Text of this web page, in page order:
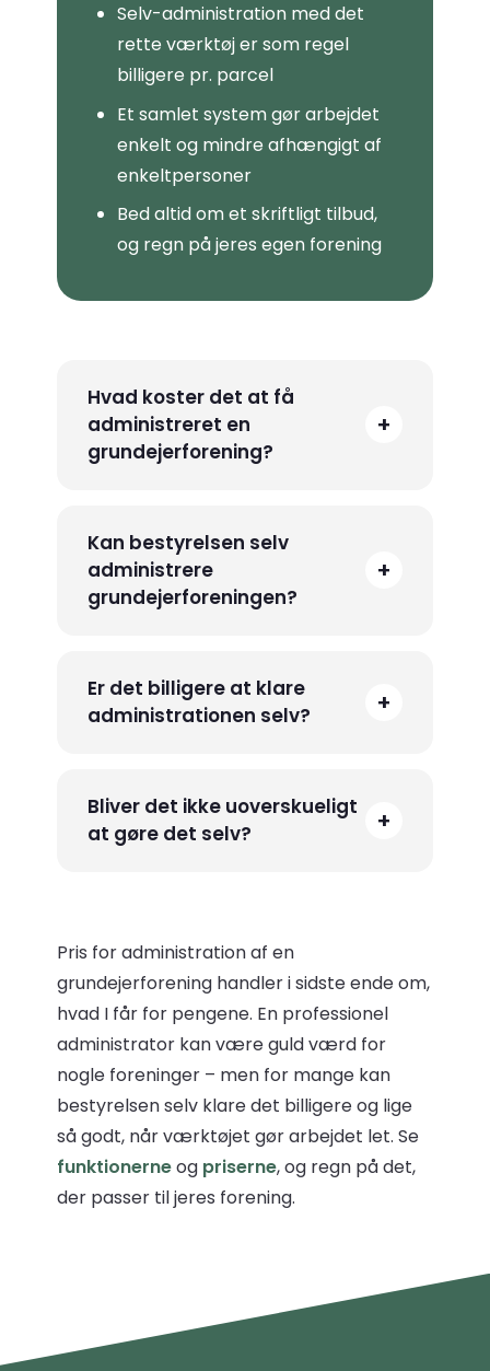
Selv-administration med det
rette værktøj er som regel
billigere pr. parcel
Et samlet system gør arbejdet
enkelt og mindre afhængigt af
enkeltpersoner
Bed altid om et skriftligt tilbud,
og regn på jeres egen forening
Hvad koster det at få
administreret en
grundejerforening?
+
Kan bestyrelsen selv
administrere
grundejerforeningen?
+
Er det billigere at klare
administrationen selv?
+
Bliver det ikke uoverskueligt
at gøre det selv?
+
Pris for administration af en
grundejerforening handler i sidste ende om,
hvad I får for pengene. En professionel
administrator kan være guld værd for
nogle foreninger – men for mange kan
bestyrelsen selv klare det billigere og lige
så godt, når værktøjet gør arbejdet let. Se
funktionerneog priserne, og regn på det,
der passer til jeres forening.